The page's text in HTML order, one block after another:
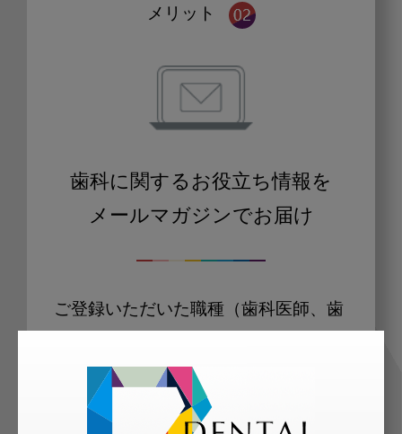
メリット
歯科に関するお役立ち情報を
メールマガジンでお届け
ご登録いただいた職種（歯科医師、歯
容のメールマガジンをお届けします。